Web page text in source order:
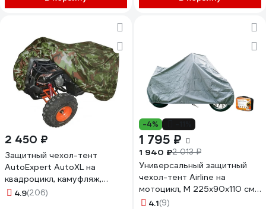
2 450 ₽
Защитный чехол-тент
AutoExpert AutoXL на
квадроцикл, камуфляж,
210x120x115 см X210-Camo
4.9(206)
-4%
1 795 ₽
1 940 ₽2 013 ₽
Универсальный защитный
чехол-тент Airline на
мотоцикл, М 225x90x110 см,
серый AC-MC-05
4.1(9)